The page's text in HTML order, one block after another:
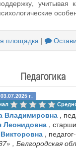
учитывая
площадка |
Педагогика
г.
Владимировна ,
Леонидовна ,
,
, Белгородская обл